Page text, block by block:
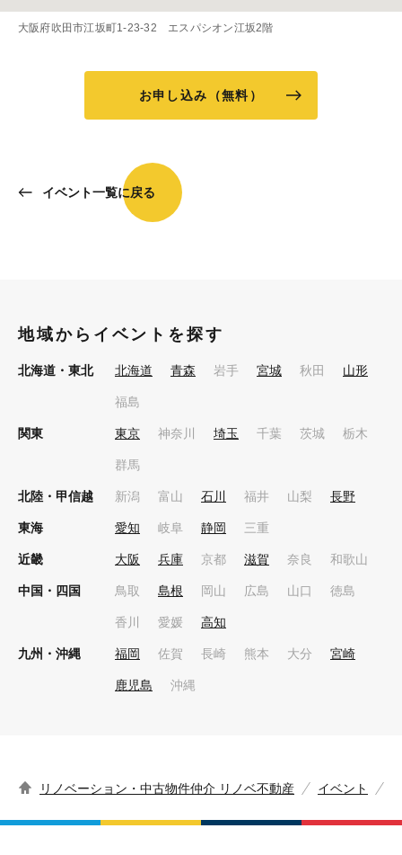
大阪府吹田市江坂町1-23-32 エスパシオン江坂2階
お申し込み（無料）
イベント一覧に戻る
地域からイベントを探す
北海道・東北 北海道 青森 岩手 宮城 秋田 山形
福島
関東 東京 神奈川 埼玉 千葉 茨城 栃木
群馬
北陸・甲信越 新潟 富山 石川 福井 山梨 長野
東海 愛知 岐阜 静岡 三重
近畿 大阪 兵庫 京都 滋賀 奈良 和歌山
中国・四国 鳥取 島根 岡山 広島 山口 徳島
香川 愛媛 高知
九州・沖縄 福岡 佐賀 長崎 熊本 大分 宮崎
鹿児島 沖縄
リノベーション・中古物件仲介 リノベ不動産 イベント